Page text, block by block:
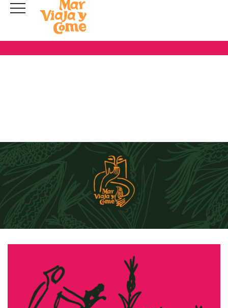
marcastillohernandez@gmail.com
contacto@marviajaycome.com